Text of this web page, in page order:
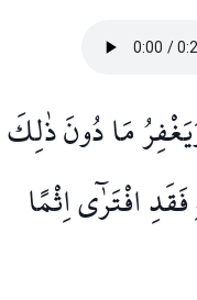
مَا دُونَ ذٰلِكَ
افْتَرٰٓى اِثْمًا